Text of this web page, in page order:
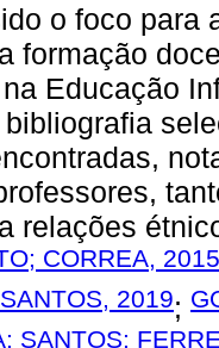
o foco para
formação
Educação
relações
CORREA, 2015
2019;
SANTOS;